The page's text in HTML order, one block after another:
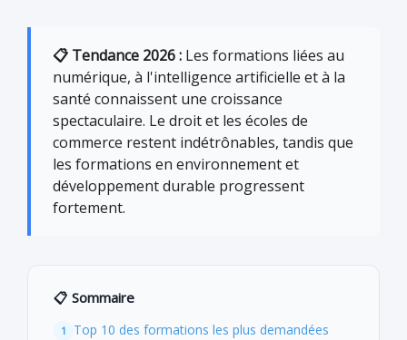
📋 Tendance 2026 : Les formations liées au
numérique, à l'intelligence artificielle et à la
santé connaissent une croissance
spectaculaire. Le droit et les écoles de
commerce restent indétrônables, tandis que
les formations en environnement et
développement durable progressent
fortement.
📋 Sommaire
Top 10 des formations les plus demandées